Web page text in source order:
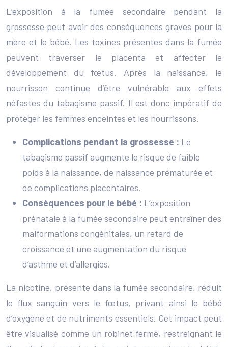
L’exposition à la fumée secondaire pendant la
grossesse peut avoir des conséquences graves pour la
mère et le bébé. Les toxines présentes dans la fumée
peuvent traverser le placenta et affecter le
développement du fœtus. Après la naissance, le
nourrisson continue d’être vulnérable aux effets
néfastes du tabagisme passif. Il est donc impératif de
protéger les femmes enceintes et les nourrissons.
Complications pendant la grossesse : Le
tabagisme passif augmente le risque de faible
poids à la naissance, de naissance prématurée et
de complications placentaires.
Conséquences pour le bébé : L’exposition
prénatale à la fumée secondaire peut entraîner des
malformations congénitales, un retard de
croissance et une augmentation du risque
d’asthme et d’allergies.
La nicotine, présente dans la fumée secondaire, réduit
le flux sanguin vers le fœtus, privant ainsi le bébé
d’oxygène et de nutriments essentiels. Cet impact peut
être visualisé comme un robinet fermé, restreignant le